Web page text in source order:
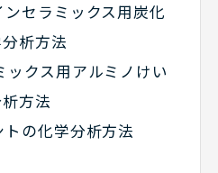
ンセラミックス用炭化
析方法
ックス用アルミノけい
方法
トの化学分析方法